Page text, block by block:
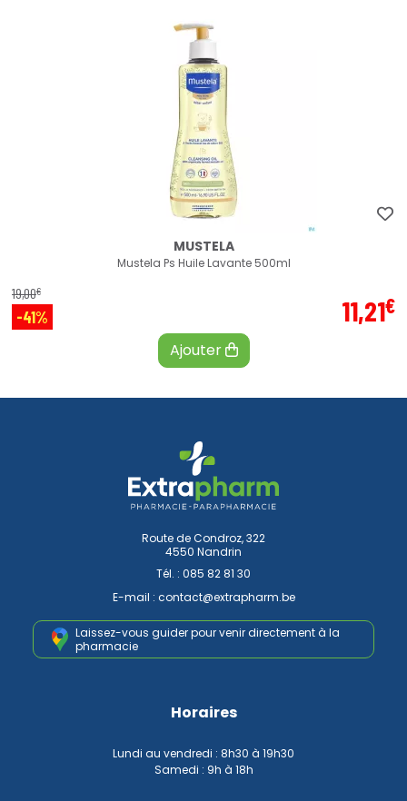
MUSTELA
Mustela Ps Huile Lavante 500ml
19,00€
-41% 11,21€
Ajouter
Route de Condroz, 322
4550 Nandrin
Tél. : 085 82 81 30
E-mail : contact@extrapharm.be
Laissez-vous guider pour venirdirectement à la
pharmacie
Horaires
Lundi au vendredi : 8h30 à 19h30
Samedi : 9h à 18h